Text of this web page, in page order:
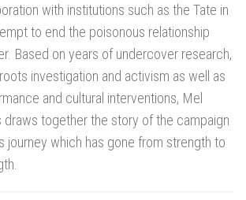
with institutions such as the Tate in
to end the poisonous relationship
Based on years of undercover research,
investigation and activism as well as
and cultural interventions, Mel
draws together the story of the campaign
journey which has gone from strength to